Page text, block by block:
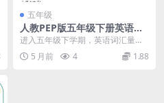
五年级
人教PEP版五年级下册英语基
础知识默写卡全册单词句型专
项练习
进入五年级下学期，英语词汇量和
语法难度都有了显著提升。为了帮
助学生夯实根基，学科...
5 月前 4 1.88